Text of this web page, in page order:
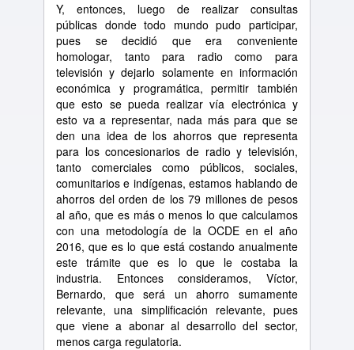
Y, entonces, luego de realizar consultas
públicas donde todo mundo pudo participar,
pues se decidió que era conveniente
homologar, tanto para radio como para
televisión y dejarlo solamente en información
económica y programática, permitir también
que esto se pueda realizar vía electrónica y
esto va a representar, nada más para que se
den una idea de los ahorros que representa
para los concesionarios de radio y televisión,
tanto comerciales como públicos, sociales,
comunitarios e indígenas, estamos hablando de
ahorros del orden de los 79 millones de pesos
al año, que es más o menos lo que calculamos
con una metodología de la OCDE en el año
2016, que es lo que estácostando anualmente
este trámite que es lo que le costaba la
industria. Entonces consideramos, Víctor,
Bernardo, que será un ahorro sumamente
relevante, una simplificación relevante, pues
que viene a abonar al desarrollo del sector,
menos carga regulatoria.